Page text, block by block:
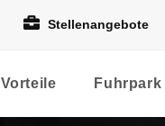
Stellenangebote
Vorteile Fuhrpark